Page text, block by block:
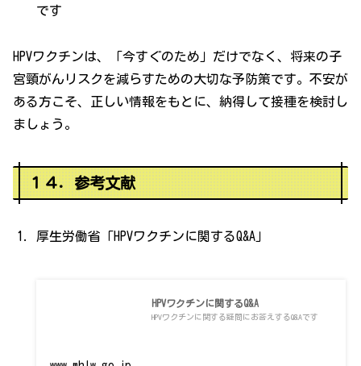
です
HPVワクチンは、「今すぐのため」だけでなく、将来の子
宮頸がんリスクを減らすための大切な予防策です。不安が
ある方こそ、正しい情報をもとに、納得して接種を検討し
ましょう。
１４．参考文献
厚生労働省「HPVワクチンに関するQ&A」
HPVワクチンに関するQ&A
HPVワクチンに関する疑問にお答えするQ&Aです